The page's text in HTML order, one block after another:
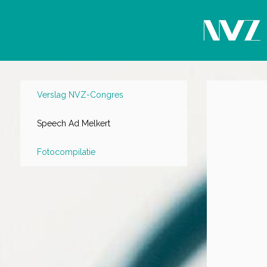
Verslag NVZ-Congres
Speech Ad Melkert
Fotocompilatie